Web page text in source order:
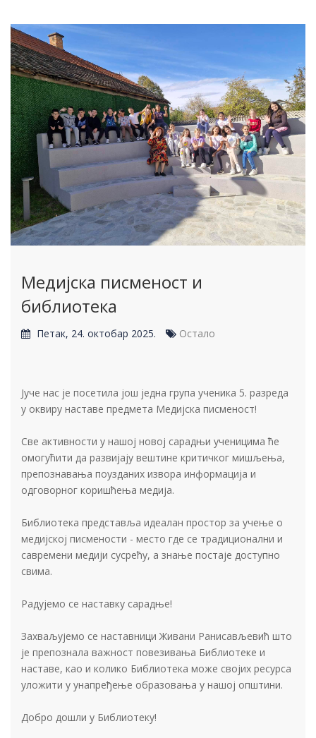
Медијска писменост и
библиотека
Петак, 24. октобар 2025. Остало
Јуче нас је посетила још једна група ученика 5. разреда
у оквиру наставе предмета Медијска писменост!
Све активности у нашој новој сарадњи ученицима ће
омогућити да развијају вештине критичког мишљења,
препознавања поузданих извора информација и
одговорног коришћења медија.
Библиотека представља идеалан простор за учење о
медијској писмености - место где се традиционални и
савремени медији сусрећу, а знање постаје доступно
свима.
Радујемо се наставку сарадње!
Захваљујемо се наставници Живани Ранисављевић што
је препознала важност повезивања Библиотеке и
наставе, као и колико Библиотека може својих ресурса
уложити у унапређење образовања у нашој општини.
Добро дошли у Библиотеку!